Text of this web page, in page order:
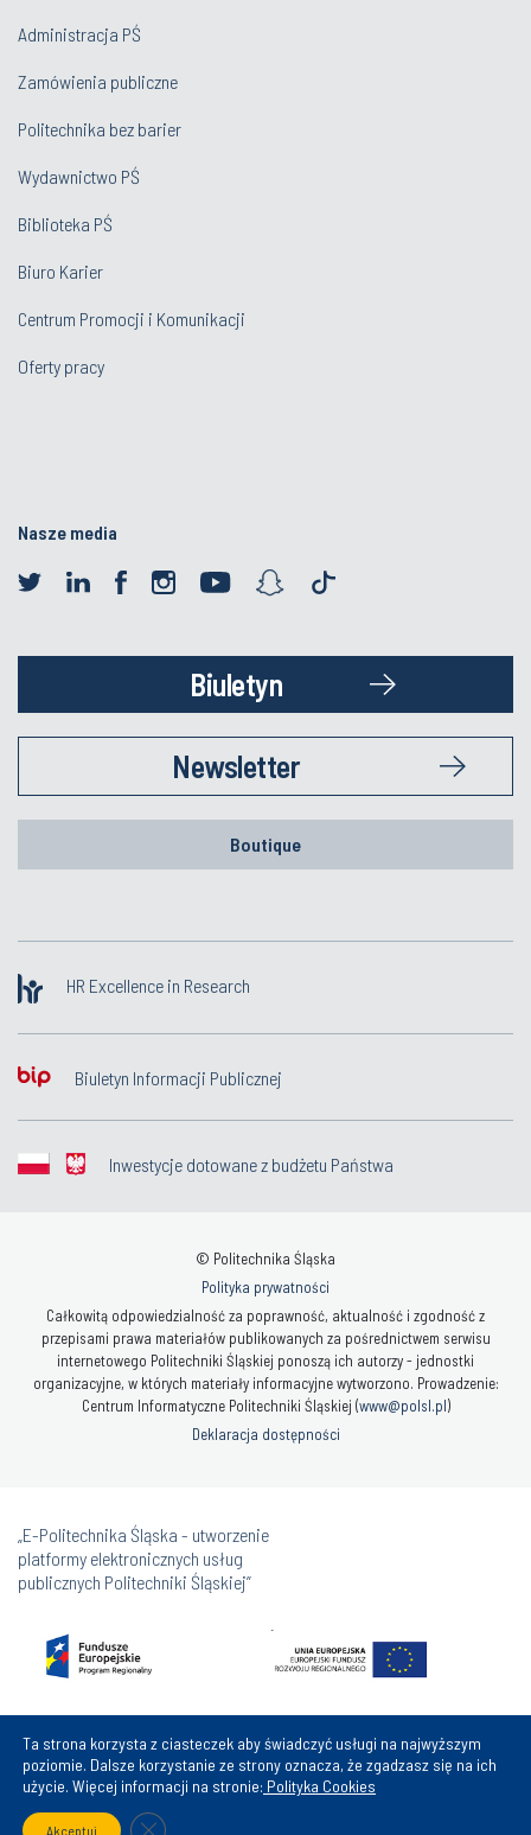
Administracja PŚ
Zamówienia publiczne
Politechnika bez barier
Wydawnictwo PŚ
Biblioteka PŚ
Biuro Karier
Centrum Promocji i Komunikacji
Oferty pracy
Nasze media
Biuletyn
Newsletter
Boutique
HR Excellence in Research
Biuletyn Informacji Publicznej
Inwestycje dotowane z budżetu Państwa
© Politechnika Śląska
Polityka prywatności
Całkowitą odpowiedzialność za poprawność, aktualność i zgodność z
przepisami prawa materiałów publikowanych za pośrednictwem serwisu
internetowego Politechniki Śląskiej ponoszą ich autorzy - jednostki
organizacyjne, w których materiały informacyjne wytworzono. Prowadzenie:
Centrum Informatyczne Politechniki Śląskiej (www@polsl.pl)
Deklaracja dostępności
„E-Politechnika Śląska - utworzenie
platformy elektronicznych usług
publicznych Politechniki Śląskiej”
Ta strona korzysta z ciasteczek aby świadczyć usługi na najwyższym
poziomie. Dalsze korzystanie ze strony oznacza, że zgadzasz się na ich
użycie. Więcej informacji na stronie: Polityka Cookies
Akceptuj Close GDPR Cookie Banner